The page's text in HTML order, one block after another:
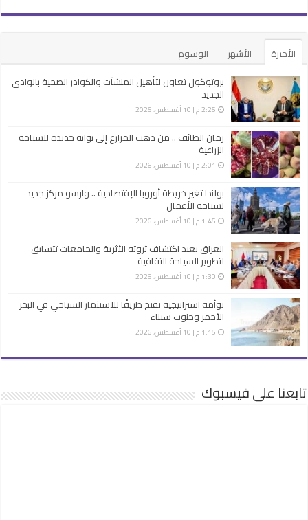
الأخيرة الأشهر
الوسوم
بروتوكول تعاون لتأهيل المنشآت والكوادر الصحية بالوادي
الجديد
2:25 م | 10 أغسطس، 2026
رمان الطائف .. من ذهب المزارع إلى بوابة جديدة للسياحة
الزراعية
2:01 م | 10 أغسطس، 2026
بولندا تغير خريطة أوروبا الإقتصادية .. وارسو مركز جديد
لسياحة الأعمال
1:45 م | 10 أغسطس، 2026
العراق يعيد اكتشاف ثروته الأثرية والجامعات تتسابق
لتطوير السياحة الثقافية
1:30 م | 10 أغسطس، 2026
توأمة استراتيجية تفتح طريقًا للاستثمار السياحي في البحر
الأحمر وجنوب سيناء
1:15 م | 10 أغسطس، 2026
تابعنا على فيسبوك